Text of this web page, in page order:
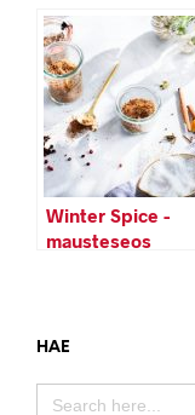
Winter Spice -
mausteseos
HAE
SEARCH
FOR: